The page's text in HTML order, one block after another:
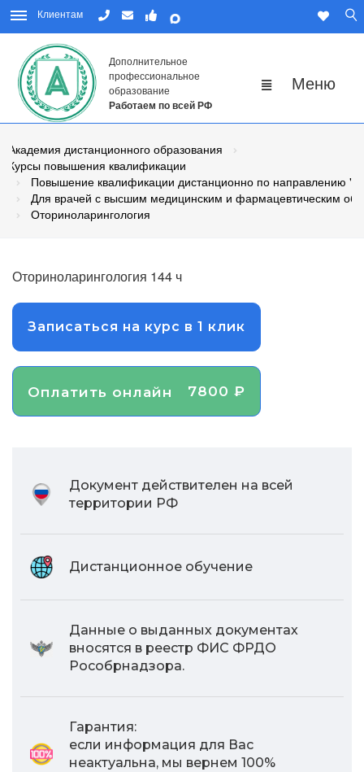
Клиентам
Дополнительное
профессиональное
образование
Работаем по всей РФ
Академия дистанционного образования
Курсы повышения квалификации
Повышение квалификации дистанционно по направлению
Для врачей с высшим медицинским и фармацевтическим
Оториноларингология
Оториноларингология 144 ч
Записаться на курс в 1 клик
Оплатить онлайн 7800 ₽
Документ действителен на всей
территории РФ
Дистанционное обучение
Данные о выданных документах
вносятся в реестр ФИС ФРДО
Рособрнадзора.
Гарантия:
если информация для Вас
неактуальна, мы вернем 100%